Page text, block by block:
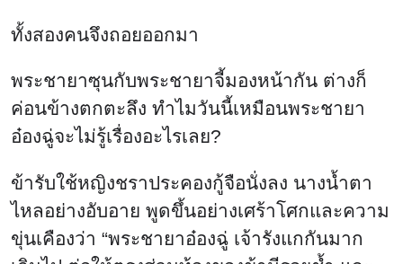
ทั้งสองคนจึงถอยออกมา
พระชายาซุนกับพระชายาจี้มองหน้ากัน ต่างก็
ค่อนข้างตกตะลึง ทำไมวันนี้เหมือนพระชายา
อ๋องฉู่จะไม่รู้เรื่องอะไรเลย?
ข้ารับใช้หญิงชราประคองกู้จือนั่งลง นางน้ำตา
ไหลอย่างอับอาย พูดขึ้นอย่างเศร้าโศกและความ
ขุ่นเคืองว่า “พระชายาอ๋องฉู่ เจ้ารังแกกันมาก